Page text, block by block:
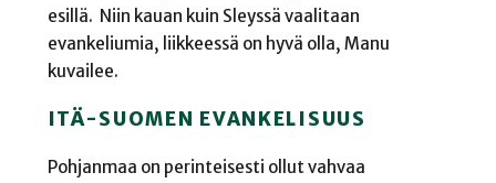
esillä. Niin kauan kuin Sleyssä vaalitaan
evankeliumia, liikkeessä on hyvä olla, Manu
kuvailee.
ITÄ-SUOMEN EVANKELISUUS
Pohjanmaa on perinteisesti ollut vahvaa